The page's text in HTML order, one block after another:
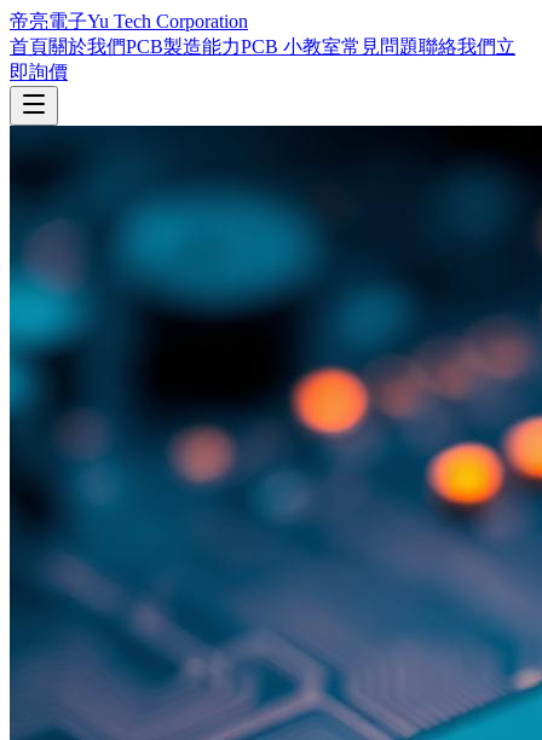
帝亮電子Yu Tech Corporation
首頁關於我們PCB製造能力PCB 小教室常見問題聯絡我們立
即詢價